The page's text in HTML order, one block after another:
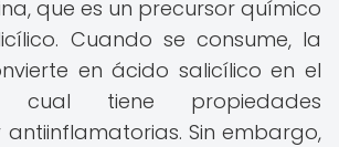
que es un precursor químico
Cuando se consume, la
en ácido salicílico en el
tiene propiedades
Sin embargo,